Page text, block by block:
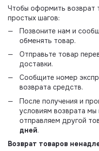
Чтобы оформить возврат
простых шагов:
Позвоните нам и
обменять товар.
Отправьте товар
доставки.
Сообщите номер
возврата средств.
После получения и
условиям возврата
отправляем другой
дней.
Возврат товаров